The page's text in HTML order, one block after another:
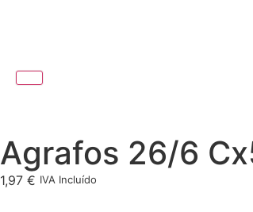
Agrafos 26/6
1,97 € IVA Incluído